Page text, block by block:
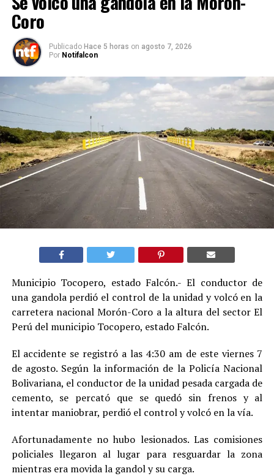
Coro
Publicado Hace 5 horas on agosto 7, 2026
Por Notifalcon
Municipio Tocopero, estado Falcón.- El conductor de
una gandola perdió el control de la unidad y volcó en la
carretera nacional Morón-Coro a la altura del sector El
Perú del municipio Tocopero, estado Falcón.
El accidente se registró a las 4:30 am de este viernes 7
de agosto. Según la información de la Policía Nacional
Bolivariana, el conductor de la unidad pesada cargada de
cemento, se percató que se quedó sin frenos y al
intentar maniobrar, perdió el control y volcó en la vía.
Afortunadamente no hubo lesionados. Las comisiones
policiales llegaron al lugar para resguardar la zona
mientras era movida la gandol y su carga.